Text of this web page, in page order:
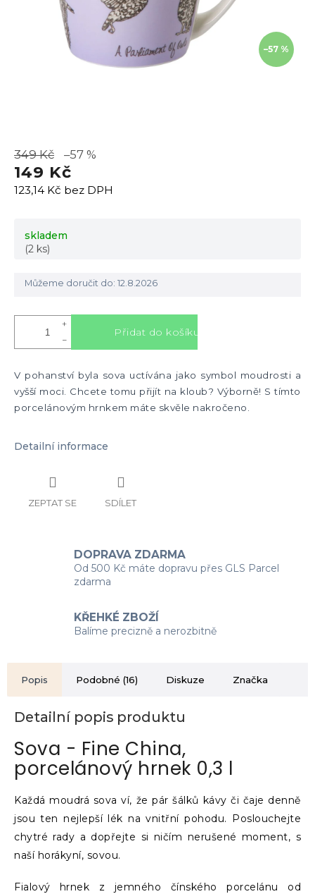
–57 %
349 Kč –57 %
149 Kč
123,14 Kč bez DPH
cena:
skladem
(2 ks)
Můžeme doručit do: 12.8.2026
+
−
Přidat do košíku
V pohanství byla sova uctívána jako symbol moudrosti a
vyšší moci. Chcete tomu přijít na kloub? Výborně! S tímto
porcelánovým hrnkem máte skvěle nakročeno.
Detailní informace
ZEPTAT SE SDÍLET
DOPRAVA ZDARMA
Od 500 Kč máte dopravu přes GLS Parcel
zdarma
KŘEHKÉ ZBOŽÍ
Balíme precizně a nerozbitně
Popis Podobné (16) Diskuze Značka
Detailní popis produktu
Sova - Fine China,
porcelánový hrnek 0,3 l
Každá moudrá sova ví, že pár šálků kávy či čaje denně
jsou ten nejlepší lék na vnitřní pohodu. Poslouchejte
chytré rady a dopřejte si ničím nerušené moment, s
naší horákyní, sovou.
Fialový hrnek z jemného čínského porcelánu od